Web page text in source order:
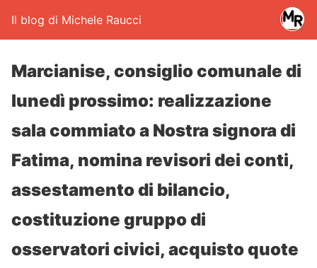
Il blog di Michele Raucci
Marcianise, consiglio comunale di
lunedì prossimo: realizzazione
sala commiato a Nostra signora di
Fatima, nomina revisori dei conti,
assestamento di bilancio,
costituzione gruppo di
osservatori civici, acquisto quote